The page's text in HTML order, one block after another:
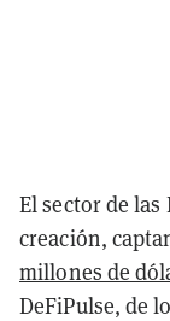
El sector de
creación,
millones de
DeFiPulse, de